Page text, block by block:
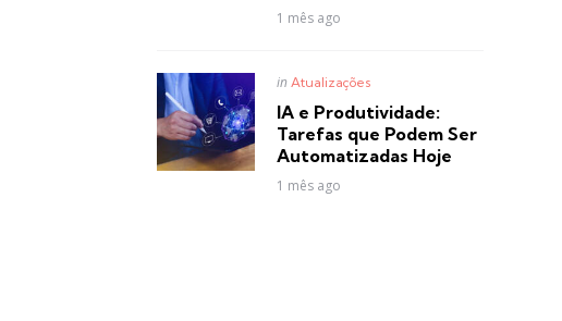
1 mês ago
Posted
in Atualizações
IA e Produtividade:
Tarefas que Podem Ser
Automatizadas Hoje
1 mês ago